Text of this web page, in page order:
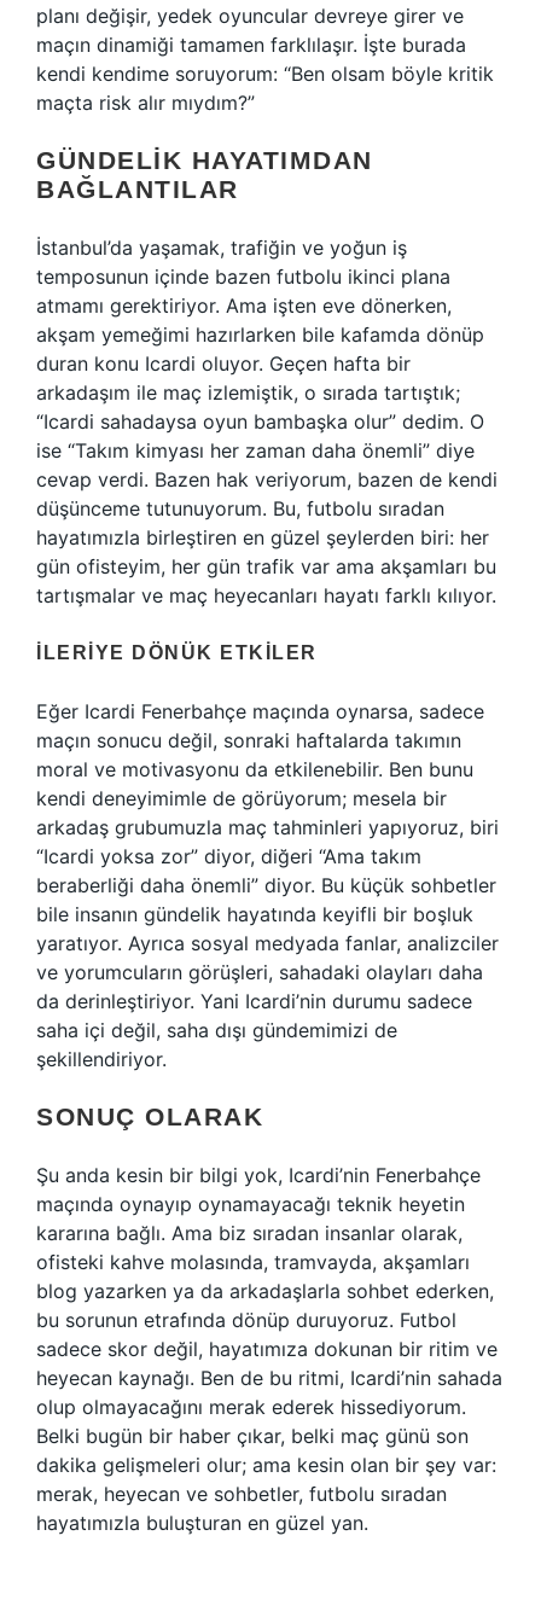
planı değişir, yedek oyuncular devreye girer ve
maçın dinamiği tamamen farklılaşır. İşte burada
kendi kendime soruyorum: “Ben olsam böyle kritik
maçta risk alır mıydım?”
GÜNDELIK HAYATIMDAN
BAĞLANTILAR
İstanbul’da yaşamak, trafiğin ve yoğun iş
temposunun içinde bazen futbolu ikinci plana
atmamı gerektiriyor. Ama işten eve dönerken,
akşam yemeğimi hazırlarken bile kafamda dönüp
duran konu Icardi oluyor. Geçen hafta bir
arkadaşım ile maç izlemiştik, o sırada tartıştık;
“Icardi sahadaysa oyun bambaşka olur” dedim. O
ise “Takım kimyası her zaman daha önemli” diye
cevap verdi. Bazen hak veriyorum, bazen de kendi
düşünceme tutunuyorum. Bu, futbolu sıradan
hayatımızla birleştiren en güzel şeylerden biri: her
gün ofisteyim, her gün trafik var ama akşamları bu
tartışmalar ve maç heyecanları hayatı farklı kılıyor.
İLERIYE DÖNÜK ETKILER
Eğer Icardi Fenerbahçe maçında oynarsa, sadece
maçın sonucu değil, sonraki haftalarda takımın
moral ve motivasyonu da etkilenebilir. Ben bunu
kendi deneyimimle de görüyorum; mesela bir
arkadaş grubumuzla maç tahminleri yapıyoruz, biri
“Icardi yoksa zor” diyor, diğeri “Ama takım
beraberliği daha önemli” diyor. Bu küçük sohbetler
bile insanın gündelik hayatında keyifli bir boşluk
yaratıyor. Ayrıca sosyal medyada fanlar, analizciler
ve yorumcuların görüşleri, sahadaki olayları daha
da derinleştiriyor. Yani Icardi’nin durumu sadece
saha içi değil, saha dışı gündemimizi de
şekillendiriyor.
SONUÇ OLARAK
Şu anda kesin bir bilgi yok, Icardi’nin Fenerbahçe
maçında oynayıp oynamayacağı teknik heyetin
kararına bağlı. Ama biz sıradan insanlar olarak,
ofisteki kahve molasında, tramvayda, akşamları
blog yazarken ya da arkadaşlarla sohbet ederken,
bu sorunun etrafında dönüp duruyoruz. Futbol
sadece skor değil, hayatımıza dokunan bir ritim ve
heyecan kaynağı. Ben de bu ritmi, Icardi’nin sahada
olup olmayacağını merak ederek hissediyorum.
Belki bugün bir haber çıkar, belki maç günü son
dakika gelişmeleri olur; ama kesin olan bir şey var:
merak, heyecan ve sohbetler, futbolu sıradan
hayatımızla buluşturan en güzel yan.